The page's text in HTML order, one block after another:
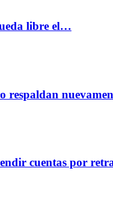
libre el…
respaldan
cuentas por